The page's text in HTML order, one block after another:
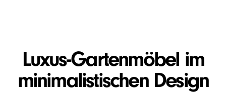
Luxus-Gartenmöbel im
minimalistischen Design